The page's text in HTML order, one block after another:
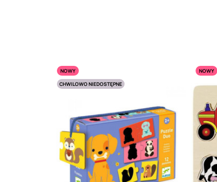
NOWY
CHWILOWO NIEDOSTĘPNE
NOWY